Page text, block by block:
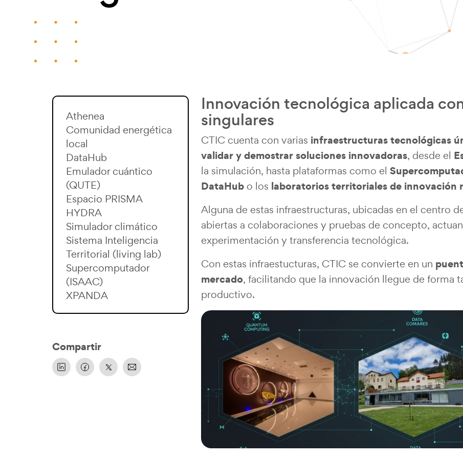
Athenea
Comunidad energética
local
DataHub
Emulador cuántico
(QUTE)
Espacio PRISMA
HYDRA
Simulador climático
Sistema Inteligencia
Territorial (living lab)
Supercomputador
(ISAAC)
XPANDA
Compartir
Innovación tecnológica aplicada
singulares
CTIC cuenta con varias infraestructuras tecnológicas
validar y demostrar soluciones innovadoras, desde el
la simulación, hasta plataformas como el
DataHub o los laboratorios territoriales de innovación
Alguna de estas infraestructuras, ubicadas en el centro
abiertas a colaboraciones y pruebas de concepto,
experimentación y transferencia tecnológica.
Con estas infraestucturas, CTIC se convierte en un
mercado, facilitando que la innovación llegue de forma
productivo.